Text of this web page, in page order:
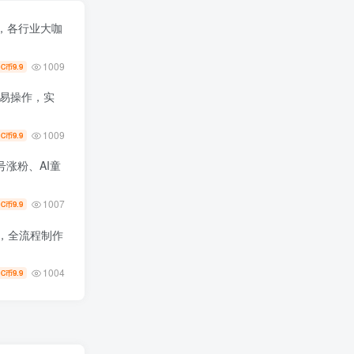
各行业大咖
C币9.9 1009
操作，实
C币9.9 1009
涨粉、AI童
C币9.9 1007
全流程制作
C币9.9 1004